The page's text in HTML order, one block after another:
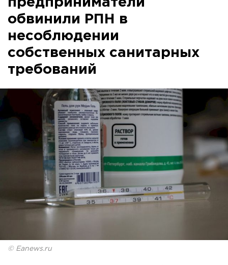
предприниматели
обвинили РПН в
несоблюдении
собственных санитарных
требований
© Eanews.ru